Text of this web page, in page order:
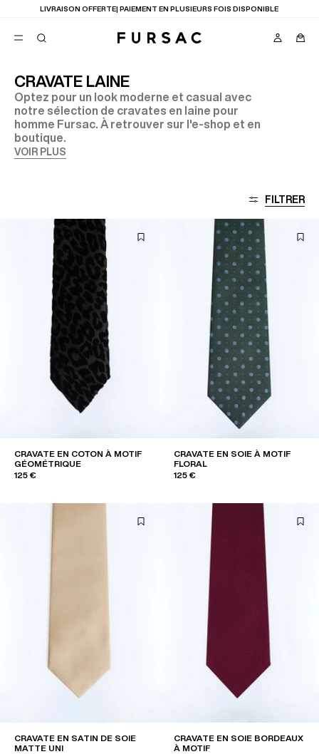
LIVRAISON OFFERTE| PAIEMENT EN PLUSIEURS FOIS DISPONIBLE
CRAVATE LAINE
Optez pour un look moderne et casual avec
notre sélection de cravates en laine pour
homme Fursac. À retrouver sur l'e-shop et en
boutique.
VOIR PLUS
FILTRER
CRAVATE EN COTON À MOTIF
GÉOMÉTRIQUE
125 €
CRAVATE EN SOIE À MOTIF
FLORAL
125 €
CRAVATE EN SATIN DE SOIE
MATTE UNI
CRAVATE EN SOIE BORDEAUX
À MOTIF
FAVORIS
COSTUMES
PANTALONS
BLOUSONS
SUGGESTIONS